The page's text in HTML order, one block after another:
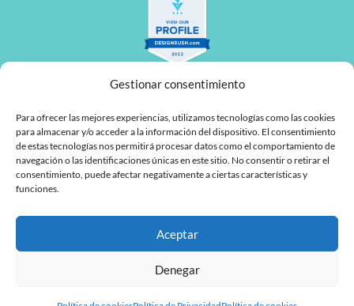
Gestionar consentimiento
Para ofrecer las mejores experiencias, utilizamos tecnologías como las cookies
para almacenar y/o acceder a la información del dispositivo. El consentimiento
de estas tecnologías nos permitirá procesar datos como el comportamiento de
navegación o las identificaciones únicas en este sitio. No consentir o retirar el
consentimiento, puede afectar negativamente a ciertas características y
funciones.
Aceptar
Denegar
L
n
k
e
d
F
e
o
MyTaskPanel Consulting